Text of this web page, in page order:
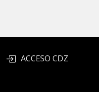
ACCESO CDZ